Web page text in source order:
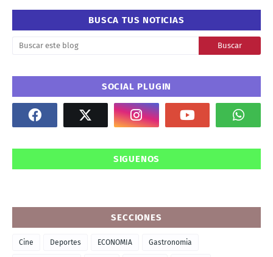
BUSCA TUS NOTICIAS
SOCIAL PLUGIN
SIGUENOS
SECCIONES
Cine Deportes ECONOMIA Gastronomia